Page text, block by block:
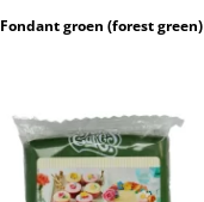
Fondant groen (forest green)